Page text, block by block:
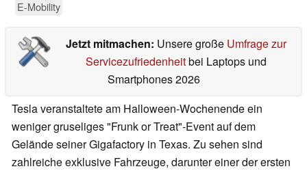
E-Mobility
Jetzt mitmachen: Unsere große Umfrage zur
Servicezufriedenheitbei Laptops und
Smartphones 2026
Tesla veranstaltete am Halloween-Wochenende ein
weniger gruseliges "Frunk or Treat"-Event auf dem
Gelände seiner Gigafactory in Texas. Zu sehen sind
zahlreiche exklusive Fahrzeuge, darunter einer der ersten